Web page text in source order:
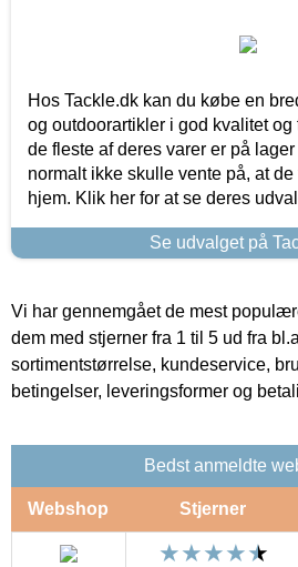
Hos Tackle.dk kan du købe en
og outdoorartikler i god kvalitet
de fleste af deres varer er på
normalt ikke skulle vente på, at
hjem. Klik her for at se deres
Se udvalget på
Vi har gennemgået de mest
dem med stjerner fra 1 til 5 ud fra
sortimentstørrelse, kundeservice,
betingelser, leveringsformer og
Bedst anmeldte
Webshop Stjerner